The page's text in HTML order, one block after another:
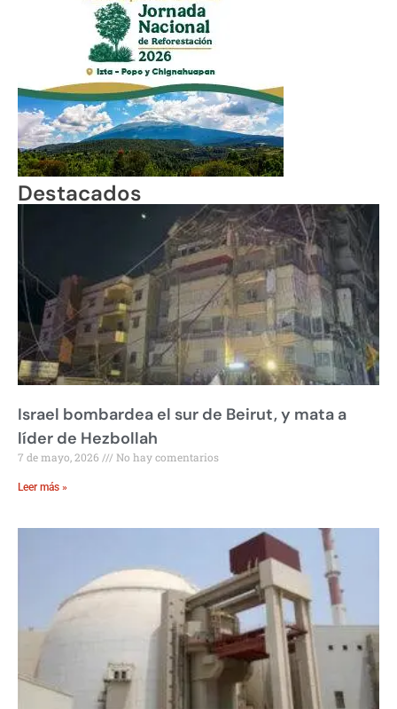
Destacados
Israel bombardea el sur de Beirut, y mata a
líder de Hezbollah
7 de mayo, 2026 No hay comentarios
Leer más »